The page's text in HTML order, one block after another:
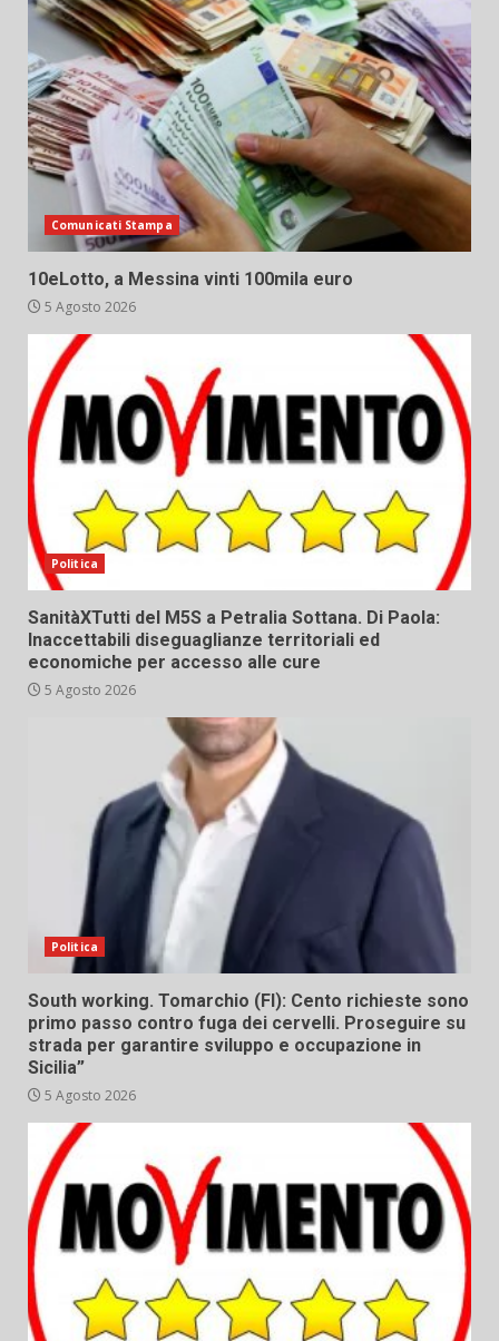
Comunicati Stampa
10eLotto, a Messina vinti 100mila euro
5 Agosto 2026
Politica
SanitàXTutti del M5S a Petralia Sottana. Di Paola:
Inaccettabili diseguaglianze territoriali ed
economiche per accesso alle cure
5 Agosto 2026
Politica
South working. Tomarchio (FI): Cento richieste sono
primo passo contro fuga dei cervelli. Proseguire su
strada per garantire sviluppo e occupazione in
Sicilia”
5 Agosto 2026